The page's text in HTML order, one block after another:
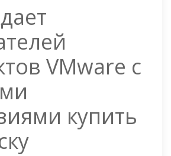
VMware с
купить